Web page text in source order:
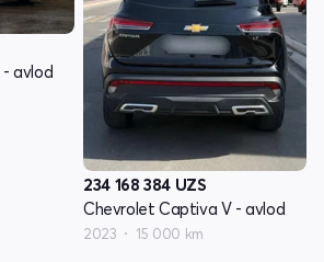
avlod
234 168 384 UZS
Chevrolet Captiva V - avlod
2023 15 000 km